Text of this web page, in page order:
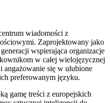
wiadomości z
Zaprojektowany jako
wspierająca organizacje
w całej wielojęzycznej
angażowanie się w ulubione
preferowanym języku.
gamę treści z europejskich